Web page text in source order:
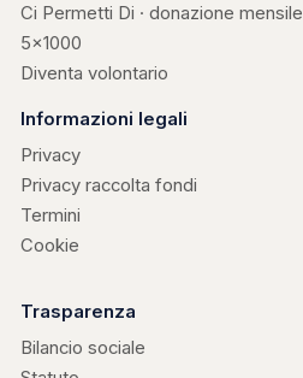
Ci Permetti Di · donazione mensile
5×1000
Diventa volontario
Informazioni legali
Privacy
Privacy raccolta fondi
Termini
Cookie
Trasparenza
Bilancio sociale